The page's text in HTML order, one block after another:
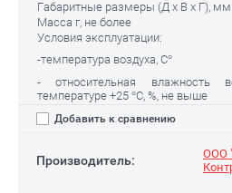
Габаритные размеры (Д х В х Г), мм
Масса г, не более
Условия эксплуатации:
-температура воздуха, С°
- относительная влажность
температуре +25 °С, %, не выше
Добавить к сравнению
Производитель:
ООО